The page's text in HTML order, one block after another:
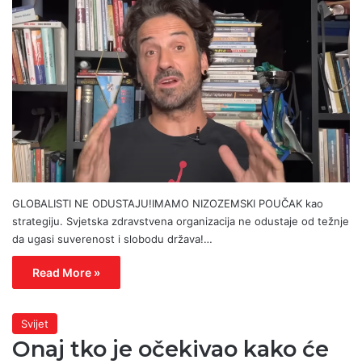
GLOBALISTI NE ODUSTAJU!IMAMO NIZOZEMSKI POUČAK kao
strategiju. Svjetska zdravstvena organizacija ne odustaje od težnje
da ugasi suverenost i slobodu država!…
Read More »
Svijet
Onaj tko je očekivao kako će